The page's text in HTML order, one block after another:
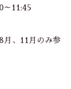
11:45
11月のみ参